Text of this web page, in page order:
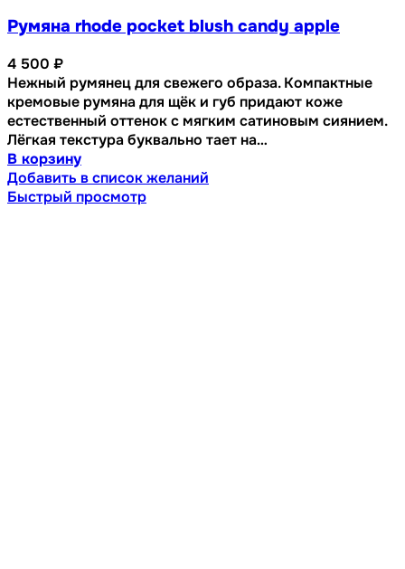
Румяна rhode pocket blush candy apple
4 500 ₽
Нежный румянец для свежего образа. Компактные
кремовые румяна для щёк и губ придают коже
естественный оттенок с мягким сатиновым сиянием.
Лёгкая текстура буквально тает на…
В корзину
Добавить в список желаний
Быстрый просмотр